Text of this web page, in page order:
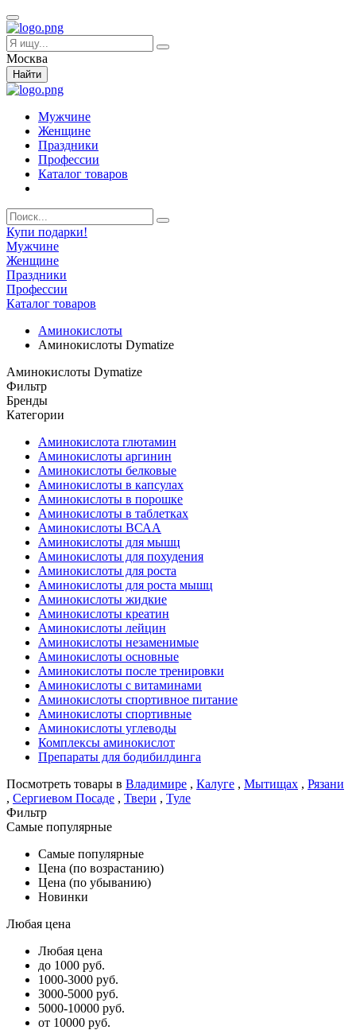
Москва
Найти
Мужчине
Женщине
Праздники
Профессии
Каталог товаров
Купи подарки!
Мужчине
Женщине
Праздники
Профессии
Каталог товаров
Аминокислоты
Аминокислоты Dymatize
Аминокислоты Dymatize
Фильтр
Бренды
Категории
Аминокислота глютамин
Аминокислоты аргинин
Аминокислоты белковые
Аминокислоты в капсулах
Аминокислоты в порошке
Аминокислоты в таблетках
Аминокислоты ВСАА
Аминокислоты для мышц
Аминокислоты для похудения
Аминокислоты для роста
Аминокислоты для роста мышц
Аминокислоты жидкие
Аминокислоты креатин
Аминокислоты лейцин
Аминокислоты незаменимые
Аминокислоты основные
Аминокислоты после тренировки
Аминокислоты с витаминами
Аминокислоты спортивное питание
Аминокислоты спортивные
Аминокислоты углеводы
Комплексы аминокислот
Препараты для бодибилдинга
Посмотреть товары в Владимире , Калуге , Мытищах , Рязани
, Сергиевом Посаде , Твери , Туле
Фильтр
Самые популярные
Самые популярные
Цена (по возрастанию)
Цена (по убыванию)
Новинки
Любая цена
Любая цена
до 1000 руб.
1000-3000 руб.
3000-5000 руб.
5000-10000 руб.
от 10000 руб.